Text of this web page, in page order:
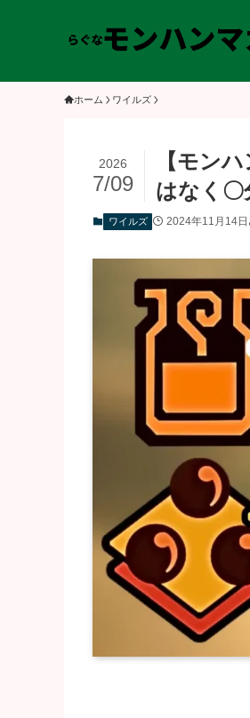
ホーム ワイルズ
【モン
はなく〇
2026
7/09
ワイルズ 2024年11月14日